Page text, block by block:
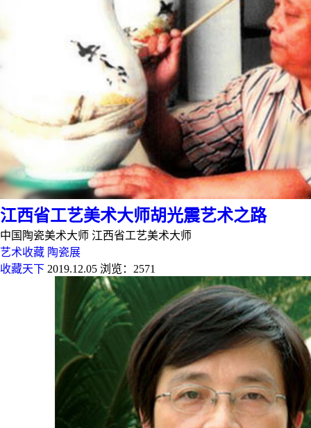
江西省工艺美术大师胡光震艺术之路
中国陶瓷美术大师 江西省工艺美术大师
艺术收藏 陶瓷展
收藏天下 2019.12.05 浏览：2571